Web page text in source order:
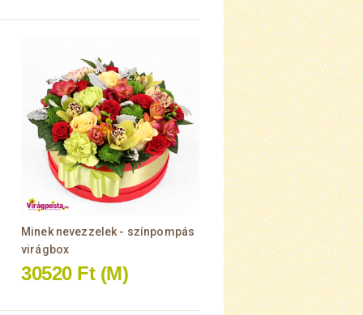
Minek nevezzelek - színpompás
virágbox
30520 Ft (M)